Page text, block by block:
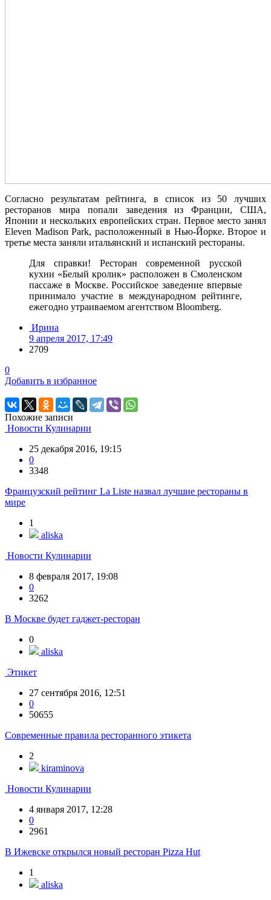
Согласно результатам рейтинга, в список из 50 лучших
ресторанов мира попали заведения из Франции, США,
Японии и нескольких европейских стран. Первое место занял
Eleven Madison Park, расположенный в Нью-Йорке. Второе и
третье места заняли итальянский и испанский рестораны.
Для справки! Ресторан современной русской
кухни «Белый кролик» расположен в Смоленском
пассаже в Москве. Российское заведение впервые
принимало участие в международном рейтинге,
ежегодно утраиваемом агентством Bloomberg.
Ирина
9 апреля 2017, 17:49
2709
0
Добавить в избранное
Похожие записи
Новости Кулинарии
25 декабря 2016, 19:15
0
3348
Французский рейтинг La Liste назвал лучшие рестораны в
мире
1
aliska
Новости Кулинарии
8 февраля 2017, 19:08
0
3262
В Москве будет гаджет-ресторан
0
aliska
Этикет
27 сентября 2016, 12:51
0
50655
Современные правила ресторанного этикета
2
kiraminova
Новости Кулинарии
4 января 2017, 12:28
0
2961
В Ижевске открылся новый ресторан Pizza Hut
1
aliska